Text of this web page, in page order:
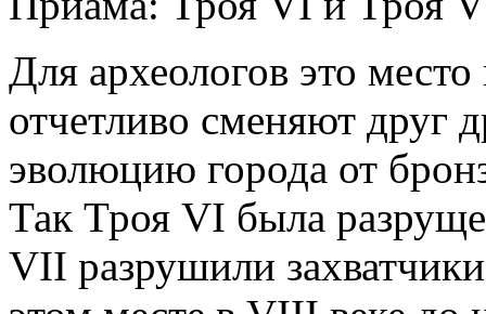
Для археологов это
отчетливо сменяют друг
эволюцию города от
Так Троя VΙ была
VΙΙ разрушили